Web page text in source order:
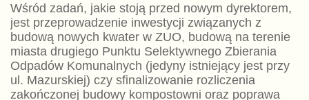
Wśród zadań, jakie stoją przed nowym dyrektorem,
jest przeprowadzenie inwestycji związanych z
budową nowych kwater w ZUO, budową na terenie
miasta drugiego Punktu Selektywnego Zbierania
Odpadów Komunalnych (jedyny istniejący jest przy
ul. Mazurskiej) czy sfinalizowanie rozliczenia
zakończonej budowy kompostowni oraz poprawa